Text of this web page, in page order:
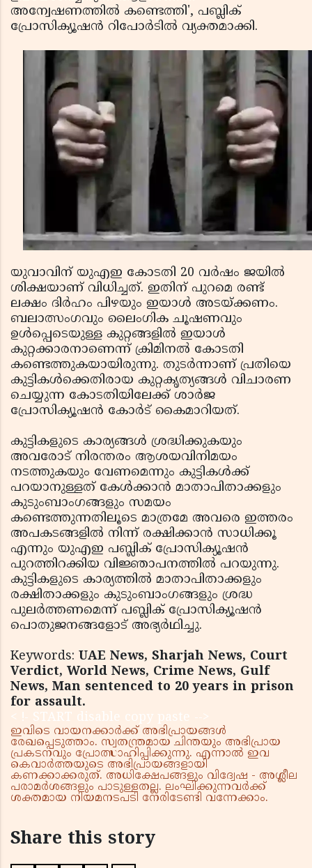
അന്വേഷണത്തില്‍ കണ്ടെത്തി', പബ്ലിക്
പ്രോസിക്യൂഷന്‍ റിപോര്‍ടില്‍ വ്യക്തമാക്കി.
യുവാവിന് യുഎഇ കോടതി 20 വര്‍ഷം ജയില്‍
ശിക്ഷയാണ് വിധിച്ചത്. ഇതിന് പുറമെ രണ്ട്
ലക്ഷം ദിര്‍ഹം പിഴയും ഇയാള്‍ അടയ്ക്കണം.
ബലാത്സംഗവും ലൈംഗിക ചൂഷണവും
ഉള്‍പ്പെടെയുള്ള കുറ്റങ്ങളില്‍ ഇയാള്‍
കുറ്റക്കാരനാണെന്ന് ക്രിമിനല്‍ കോടതി
കണ്ടെത്തുകയായിരുന്നു. തുടര്‍ന്നാണ് പ്രതിയെ
കുട്ടികള്‍ക്കെതിരായ കുറ്റകൃത്യങ്ങള്‍ വിചാരണ
ചെയ്യുന്ന കോടതിയിലേക്ക് ശാര്‍ജ
പ്രോസിക്യൂഷന്‍ കോര്‍ട് കൈമാറിയത്.
കുട്ടികളുടെ കാര്യങ്ങള്‍ ശ്രദ്ധിക്കുകയും
അവരോട് നിരന്തരം ആശയവിനിമയം
നടത്തുകയും വേണമെന്നും കുട്ടികള്‍ക്ക്
പറയാനുള്ളത് കേള്‍ക്കാന്‍ മാതാപിതാക്കളും
കുടുംബാംഗങ്ങളും സമയം
കണ്ടെത്തുന്നതിലൂടെ മാത്രമേ അവരെ ഇത്തരം
അപകടങ്ങളില്‍ നിന്ന് രക്ഷിക്കാന്‍ സാധിക്കൂ
എന്നും യുഎഇ പബ്ലിക് പ്രോസിക്യൂഷന്‍
പുറത്തിറക്കിയ വിജ്ഞാപനത്തില്‍ പറയുന്നു.
കുട്ടികളുടെ കാര്യത്തില്‍ മാതാപിതാക്കളും
രക്ഷിതാക്കളും കുടുംബാംഗങ്ങളും ശ്രദ്ധ
പുലര്‍ത്തണമെന്ന് പബ്ലിക് പ്രോസിക്യൂഷന്‍
പൊതുജനങ്ങളോട് അഭ്യര്‍ഥിച്ചു.
Keywords: UAE News, Sharjah News, Court
Verdict, World News, Crime News, Gulf
News, Man sentenced to 20 years in prison
for assault.
< !- START disable copy paste -->
ഇവിടെ വായനക്കാർക്ക് അഭിപ്രായങ്ങൾ
രേഖപ്പെടുത്താം. സ്വതന്ത്രമായ ചിന്തയും അഭിപ്രായ
പ്രകടനവും പ്രോത്സാഹിപ്പിക്കുന്നു. എന്നാൽ ഇവ
കെവാർത്തയുടെ അഭിപ്രായങ്ങളായി
കണക്കാക്കരുത്. അധിക്ഷേപങ്ങളും വിദ്വേഷ - അശ്ലീല
പരാമർശങ്ങളും പാടുള്ളതല്ല. ലംഘിക്കുന്നവർക്ക്
ശക്തമായ നിയമനടപടി നേരിടേണ്ടി വന്നേക്കാം.
Share this story